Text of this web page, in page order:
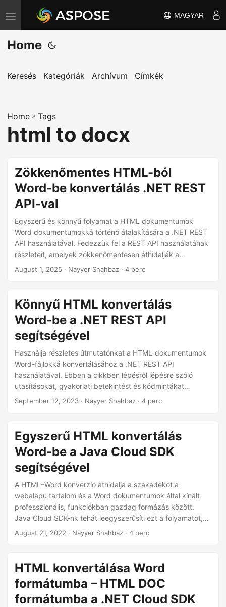
T
o
g
l
a
v
i
n
MAGYAR
Home
Keresés Kategóriák Archívum Címkék
Home » Tags
html to docx
Zökkenőmentes HTML-ból
Word-be konvertálás .NET REST
API-val
Egyszerű és könnyű folyamat a HTML dokumentumok
Word dokumentumokká történő átalakítására a .NET REST
API használatával. Fedezzük fel a REST API használatának
részleteit, amelyek zökkenőmentesen áthidalják a
webalapú tartalom és a professzionális
August 1, 2025 · Nayyer Shahbaz · 4 perc
Könnyű HTML konvertálás
Word-be a .NET REST API
segítségével
Használja részletes útmutatónkat a HTML-dokumentumok
Word-fájlokká konvertálásához a .NET REST API
használatával. Ebben a cikkben lépésről lépésre szóló
utasításokat, gyakorlati betekintést és kódmintákat
kínálunk Önnek, amelyek segítségével könnyedén elérheti
September 12, 2023 · Nayyer Shahbaz · 4 perc
Egyszerű HTML konvertálás
Word-be a Java Cloud SDK
segítségével
A HTML–Word konverzió áthidalja a szakadékot a
webalapú tartalom és a Word dokumentumok által kínált
professzionális, funkciókban gazdag formázás között.
Java Cloud SDK-nk tehát leegyszerűsíti ezt a folyamatot,
lehetővé téve a fejlesztők számára, hogy könnyedén
üzleti kommunikációt.
August 21, 2022 · Nayyer Shahbaz · 4 perc
HTML konvertálása Word
formátumba – HTML DOC
formátumba a .NET Cloud SDK